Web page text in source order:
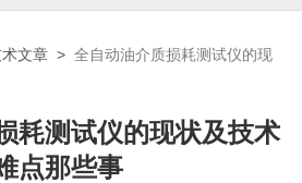
文章 >全自动油介质损耗测试仪的现
耗测试仪的现状及技术
点那些事